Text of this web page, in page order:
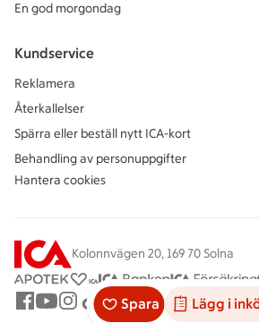
Spara Lägg i
En god morgondag
Kundservice
Reklamera
Återkallelser
Spärra eller beställ nytt ICA-kort
Behandling av personuppgifter
Hantera cookies
Kolonnvägen 20, 169 70 Solna